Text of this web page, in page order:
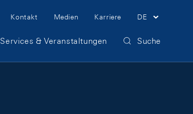
Meta Navigation
Kontakt Medien Karriere DE
Services & Veranstaltungen Suche